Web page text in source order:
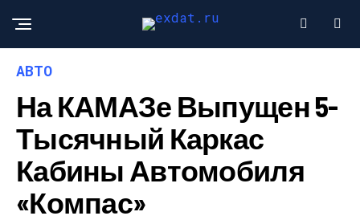
АВТО
На КАМАЗе Выпущен 5-
Тысячный Каркас
Кабины Автомобиля
«Компас»